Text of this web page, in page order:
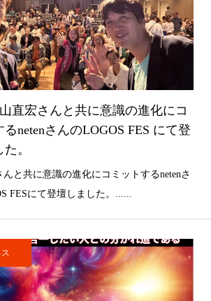
直宏さんと共に意識の進化にコ
るnetenさんのLOGOS FES にて登
。
と共に意識の進化にコミットするnetenさ
FESにて登壇しました。......